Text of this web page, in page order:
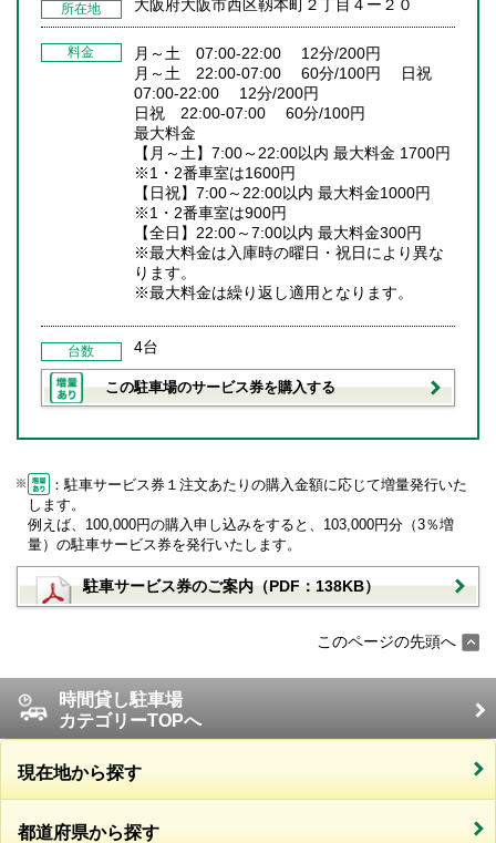
所在地 大阪府大阪市西区靱本町２丁目４ー２０
料金
月～土 07:00-22:00 12分/200円
月～土 22:00-07:00 60分/100円 日祝
07:00-22:00 12分/200円
日祝 22:00-07:00 60分/100円
最大料金
【月～土】7:00～22:00以内 最大料金 1700円
※1・2番車室は1600円
【日祝】7:00～22:00以内 最大料金1000円
※1・2番車室は900円
【全日】22:00～7:00以内 最大料金300円
※最大料金は入庫時の曜日・祝日により異な
ります。
※最大料金は繰り返し適用となります。
台数 4台
この駐車場のサービス券を購入する
：駐車サービス券１注文あたりの購入金額に応じて増量発行いた
します。
例えば、100,000円の購入申し込みをすると、103,000円分（3％増
量）の駐車サービス券を発行いたします。
駐車サービス券のご案内（PDF：138KB）
このページの先頭へ
時間貸し駐車場
カテゴリーTOPへ
現在地から探す
都道府県から探す